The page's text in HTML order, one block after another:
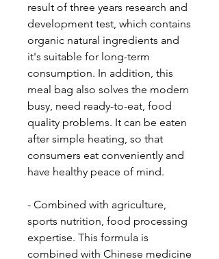
result of three years research and
development test, which contains
organic natural ingredients and
it's suitable for long-term
consumption. In addition, this
meal bag also solves the modern
busy, need ready-to-eat, food
quality problems. It can be eaten
after simple heating, so that
consumers eat conveniently and
have healthy peace of mind.
- Combined with agriculture,
sports nutrition, food processing
expertise. This formula is
combined with Chinese medicine